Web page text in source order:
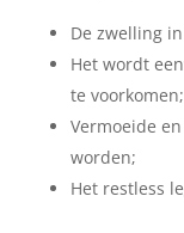
De zwelling
Het wordt
te voorkomen;
Vermoeide
worden;
Het restless